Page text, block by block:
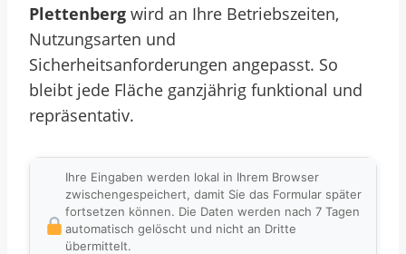
Plettenberg wird an Ihre Betriebszeiten,
Nutzungsarten und
Sicherheitsanforderungen angepasst. So
bleibt jede Fläche ganzjährig funktional und
repräsentativ.
Ihre Eingaben werden lokal in Ihrem Browser
zwischengespeichert, damit Sie das Formular später
fortsetzen können. Die Daten werden nach 7 Tagen
automatisch gelöscht und nicht an Dritte
übermittelt.